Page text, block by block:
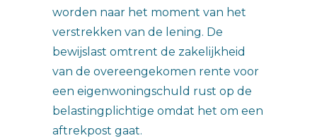
worden naar het moment van het
verstrekken van de lening. De
bewijslast omtrent de zakelijkheid
van de overeengekomen rente voor
een eigenwoningschuld rust op de
belastingplichtige omdat het om een
aftrekpost gaat.